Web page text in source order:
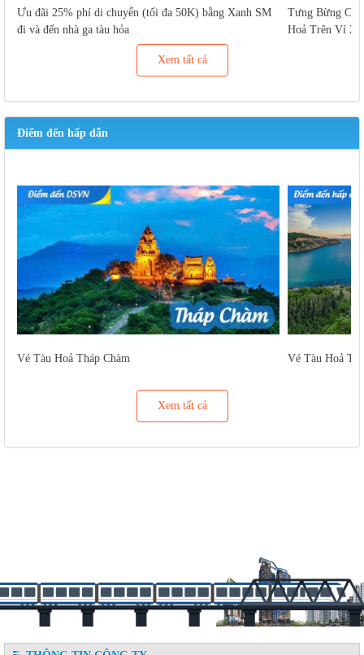
Ưu đãi 25% phí di chuyển (tối đa 50K) bằng Xanh SM
đi và đến nhà ga tàu hỏa
Tưng Bừng
Hoả Trên Ví
Xem tất cả
Điểm đến hấp dẫn
Vé Tàu Hoả Tháp Chàm Vé Tàu Hoả
Xem tất cả